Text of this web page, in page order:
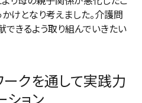
かけとなり考えました。介護問
できるよう取り組んでいきたい
ークを通して実践力
ション